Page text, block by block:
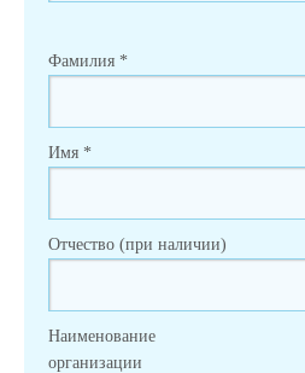
Фамилия *
Имя *
Отчество (при наличии)
Наименование
организации